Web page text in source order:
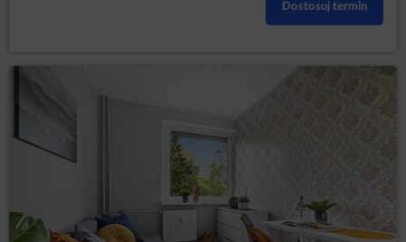
Dostosuj termin